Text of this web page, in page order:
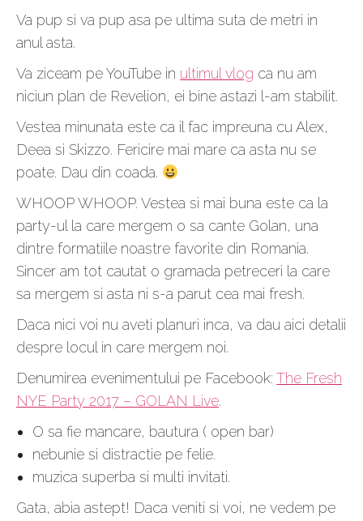
Va pup si va pup asa pe ultima suta de metri in
anul asta.
Va ziceam pe YouTube in ultimul vlog ca nu am
niciun plan de Revelion, ei bine astazi l-am stabilit.
Vestea minunata este ca il fac impreuna cu Alex,
Deea si Skizzo. Fericire mai mare ca asta nu se
poate. Dau din coada.
WHOOP WHOOP. Vestea si mai buna este ca la
party-ul la care mergem o sa cante Golan, una
dintre formatiile noastre favorite din Romania.
Sincer am tot cautat o gramada petreceri la care
sa mergem si asta ni s-a parut cea mai fresh.
Daca nici voi nu aveti planuri inca, va dau aici detalii
despre locul in care mergem noi.
Denumirea evenimentului pe Facebook: The Fresh
NYE Party 2017 – GOLAN Live.
O sa fie mancare, bautura ( open bar)
nebunie si distractie pe felie.
muzica superba si multi invitati.
Gata, abia astept! Daca veniti si voi, ne vedem pe